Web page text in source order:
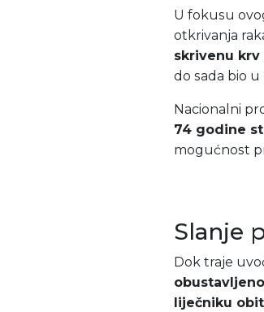
U fokusu
otkrivanja
skrivenu
do sada bio
Nacionalni
74 godine
mogućnost
Slanje
Dok traje
obustavljeno
liječniku